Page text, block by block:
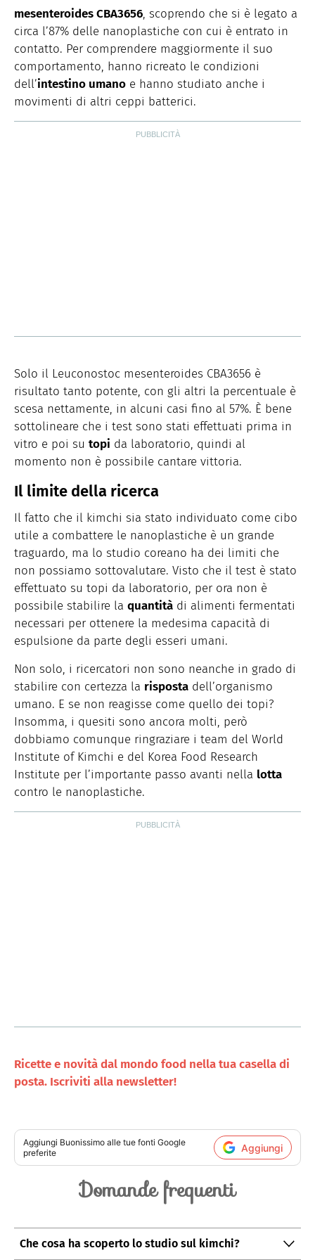
mesenteroides CBA3656, scoprendo che si è legato a
circa l’87% delle nanoplastiche con cui è entrato in
contatto. Per comprendere maggiormente il suo
comportamento, hanno ricreato le condizioni
dell’intestino umano e hanno studiato anche i
movimenti di altri ceppi batterici.
Solo il Leuconostoc mesenteroides CBA3656 è
risultato tanto potente, con gli altri la percentuale è
scesa nettamente, in alcuni casi fino al 57%. È bene
sottolineare che i test sono stati effettuati prima in
vitro e poi su topi da laboratorio, quindi al
momento non è possibile cantare vittoria.
Il limite della ricerca
Il fatto che il kimchi sia stato individuato come cibo
utile a combattere le nanoplastiche è un grande
traguardo, ma lo studio coreano ha dei limiti che
non possiamo sottovalutare. Visto che il test è stato
effettuato su topi da laboratorio, per ora non è
possibile stabilire la quantità di alimenti fermentati
necessari per ottenere la medesima capacità di
espulsione da parte degli esseri umani.
Non solo, i ricercatori non sono neanche in grado di
stabilire con certezza la risposta dell’organismo
umano. E se non reagisse come quello dei topi?
Insomma, i quesiti sono ancora molti, però
dobbiamo comunque ringraziare i team del World
Institute of Kimchi e del Korea Food Research
Institute per l’importante passo avanti nella lotta
contro le nanoplastiche.
Ricette e novità dal mondo food nella tua casella di
posta. Iscriviti alla newsletter!
Aggiungi Buonissimo alle tue fonti Google
preferite
Aggiungi
Domande frequenti
Che cosa ha scoperto lo studio sul kimchi?